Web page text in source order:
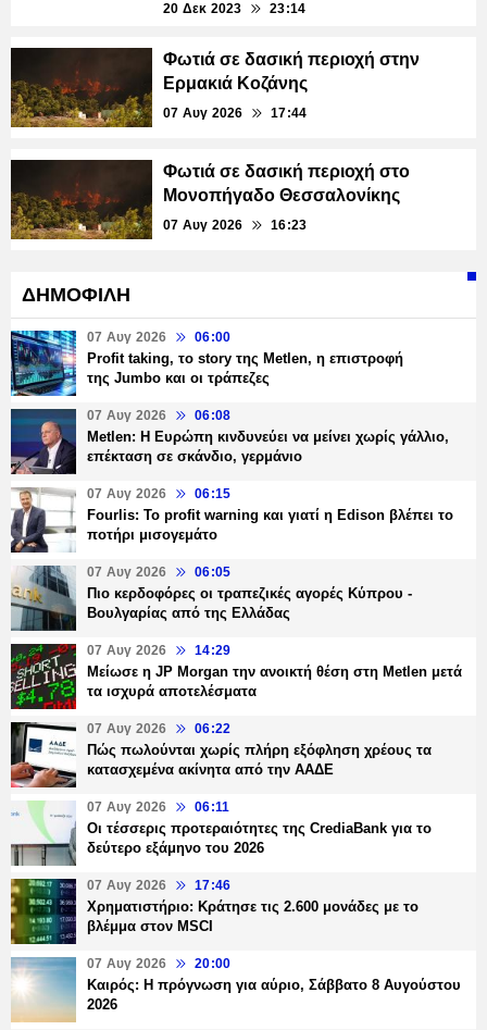
20 Δεκ 2023 23:14
Φωτιά σε δασική περιοχή στην
Ερμακιά Κοζάνης
07 Αυγ 2026 17:44
Φωτιά σε δασική περιοχή στο
Μονοπήγαδο Θεσσαλονίκης
07 Αυγ 2026 16:23
ΔΗΜΟΦΙΛΗ
07 Αυγ 2026 06:00
Profit taking, το story της Metlen, η επιστροφή
της Jumbo και οι τράπεζες
07 Αυγ 2026 06:08
Metlen: Η Ευρώπη κινδυνεύει να μείνει χωρίς γάλλιο,
επέκταση σε σκάνδιο, γερμάνιο
07 Αυγ 2026 06:15
Fourlis: Το profit warning και γιατί η Edison βλέπει το
ποτήρι μισογεμάτο
07 Αυγ 2026 06:05
Πιο κερδοφόρες οι τραπεζικές αγορές Κύπρου -
Βουλγαρίας από της Ελλάδας
07 Αυγ 2026 14:29
Μείωσε η JP Morgan την ανοικτή θέση στη Metlen μετά
τα ισχυρά αποτελέσματα
07 Αυγ 2026 06:22
Πώς πωλούνται χωρίς πλήρη εξόφληση χρέους τα
κατασχεμένα ακίνητα από την ΑΑΔΕ
07 Αυγ 2026 06:11
Οι τέσσερις προτεραιότητες της CrediaBank για το
δεύτερο εξάμηνο του 2026
07 Αυγ 2026 17:46
Χρηματιστήριο: Κράτησε τις 2.600 μονάδες με το
βλέμμα στον MSCI
07 Αυγ 2026 20:00
Καιρός: Η πρόγνωση για αύριο, Σάββατο 8 Αυγούστου
2026